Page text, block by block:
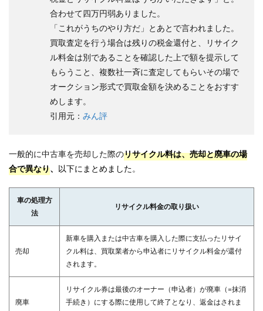
合わせて四万円弱ありました。
「これがうちのやり方だ」とあとで言われました。
買取査定を行う場合は残りの税金還付と、リサイク
ル料金は別であることを確認した上で額を提示して
もらうこと、複数社一斉に査定してもらいその場で
オークション形式で買取金額を決めることをおすす
めします。
引用元： みん評
一般的に中古車を売却した際のリサイクル料は、売却と廃車の場
合で異なり、 以下にまとめました。
車の処理方
法
リサイクル料金の取り扱い
売却
新車を購入または中古車を購入した際に支払ったリサイ
クル料は、買取業者から申込者にリサイクル料金が還付
されます。
廃車
リサイクル券は最後のオーナー（申込者）が廃車（=抹消
手続き）にする際に使用して終了となり、返金はされま